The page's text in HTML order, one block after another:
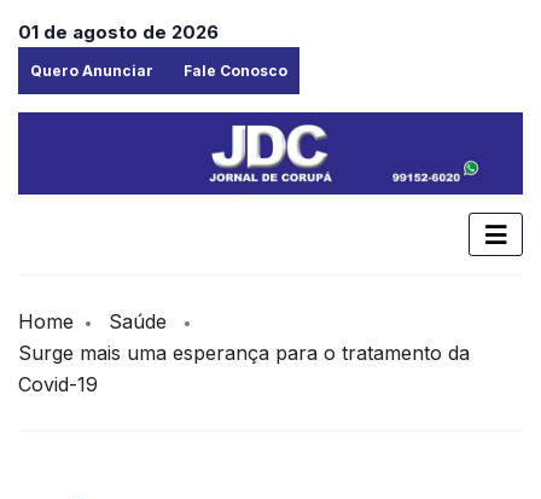
01 de agosto de 2026
Quero Anunciar Fale Conosco
Home
Saúde
Surge mais uma esperança para o tratamento da
Covid-19